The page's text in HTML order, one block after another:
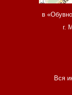
в
г.
Вся